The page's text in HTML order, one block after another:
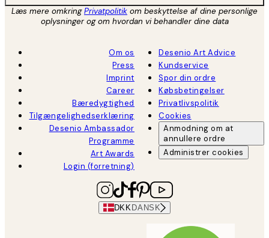
Læs mere omkringPrivatpolitik om beskyttelse af dine personlige
oplysninger og om hvordan vi behandler dine data
Om os
Press
Imprint
Career
Bæredygtighed
Tilgængelighedserklæring
Desenio Ambassador
Programme
Art Awards
Login (forretning)
Desenio Art Advice
Kundservice
Spor din ordre
Købsbetingelser
Privatlivspolitik
Cookies
Anmodning om at
annullere ordre
Administrer cookies
DKK DANSK